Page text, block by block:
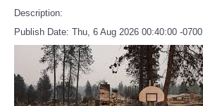
Description:
Publish Date: Thu, 6 Aug 2026 00:40:00 -0700